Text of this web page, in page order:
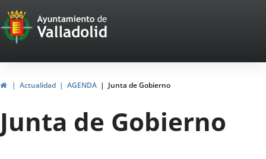
Portal
Web
del
Ayuntamiento
de
Valladolid
HomeActualidad AGENDA Junta de Gobierno
Junta de Gobierno